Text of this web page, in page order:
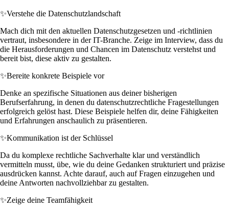
✨Verstehe die Datenschutzlandschaft
Mach dich mit den aktuellen Datenschutzgesetzen und -richtlinien
vertraut, insbesondere in der IT-Branche. Zeige im Interview, dass du
die Herausforderungen und Chancen im Datenschutz verstehst und
bereit bist, diese aktiv zu gestalten.
✨Bereite konkrete Beispiele vor
Denke an spezifische Situationen aus deiner bisherigen
Berufserfahrung, in denen du datenschutzrechtliche Fragestellungen
erfolgreich gelöst hast. Diese Beispiele helfen dir, deine Fähigkeiten
und Erfahrungen anschaulich zu präsentieren.
✨Kommunikation ist der Schlüssel
Da du komplexe rechtliche Sachverhalte klar und verständlich
vermitteln musst, übe, wie du deine Gedanken strukturiert und präzise
ausdrücken kannst. Achte darauf, auch auf Fragen einzugehen und
deine Antworten nachvollziehbar zu gestalten.
✨Zeige deine Teamfähigkeit